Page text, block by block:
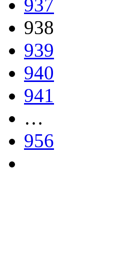
937
938
939
940
941
…
956